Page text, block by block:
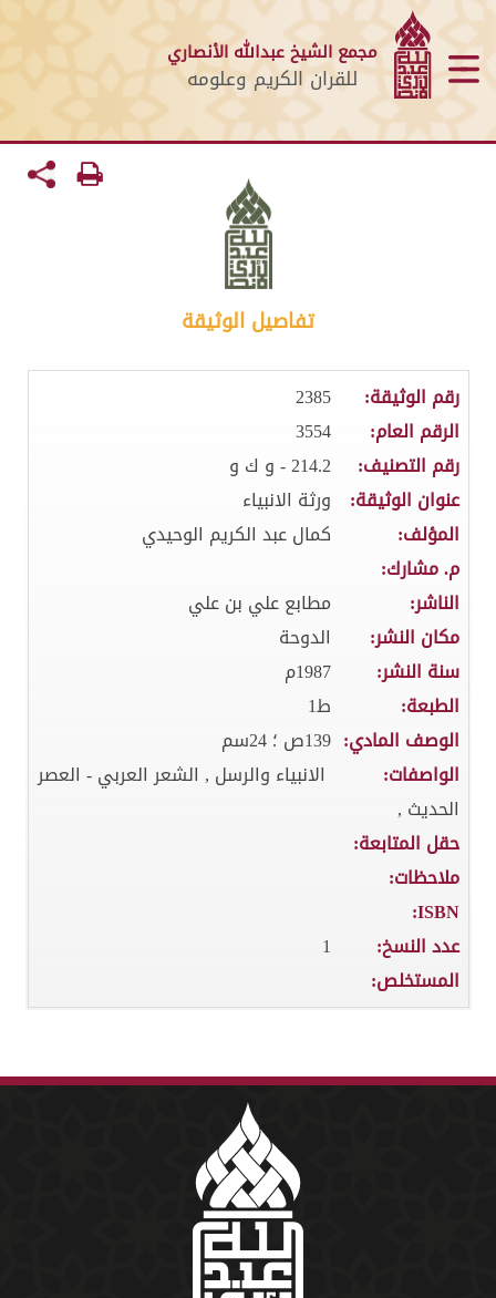
مجمع الشيخ عبدالله الأنصاري
للقران الكريم وعلومه
تفاصيل الوثيقة
رقم الوثيقة:
2385
الرقم العام:
3554
رقم التصنيف:
214.2 - و ك و
عنوان الوثيقة:
ورثة الانبياء
المؤلف:
كمال عبد الكريم الوحيدي
م. مشارك:
الناشر:
مطابع علي بن علي
مكان النشر:
الدوحة
سنة النشر:
1987م
الطبعة:
ط1
الوصف المادي: 139ص ؛ 24سم
الواصفات:
الانبياء والرسل , الشعر العربي - العصر
الحديث ,
حقل المتابعة:
ملاحظات:
ISBN:
عدد النسخ:
1
المستخلص: